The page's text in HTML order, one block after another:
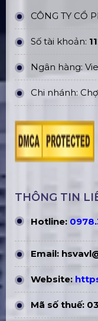
CÔNG TY CỔ
Số tài khoản:
Ngân hàng:
Chi nhánh:
THÔNG TIN
Hotline:
Email:
Website:
Mã số thuế: